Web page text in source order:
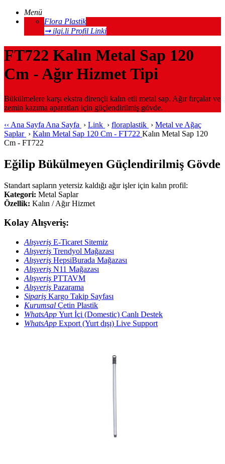
Menü
Flora Plastik
➞ ilgi.li Profil Linki
FT722 Kalın Metal Sap 120
Cm - Ağır Hizmet Tipi
Bükülmelere karşı ekstra dirençli kalın etli metal sap. Ağır fırçalar ve
zemin kazıma aparatları için güçlendirilmiş gövde.
‹‹ Ana Sayfa Ana Sayfa › Link › floraplastik › Metal ve Ağaç
Saplar › Kalın Metal Sap 120 Cm - FT722 Kalın Metal Sap 120
Cm - FT722
Eğilip Bükülmeyen Güçlendirilmiş Gövde
Standart sapların yetersiz kaldığı ağır işler için kalın profil:
Kategori: Metal Saplar
Özellik: Kalın / Ağır Hizmet
Kolay Alışveriş:
Alışveriş E-Ticaret Sitemiz
Alışveriş Trendyol Mağazası
Alışveriş HepsiBurada Mağazası
Alışveriş N11 Mağazası
Alışveriş PTTAVM
Alışveriş Pazarama
Sipariş Kargo Takip Sayfası
Kurumsal Çetin Plastik
WhatsApp Yurt İçi (Domestic) Canlı Destek
WhatsApp Export (Yurt dışı) Live Support